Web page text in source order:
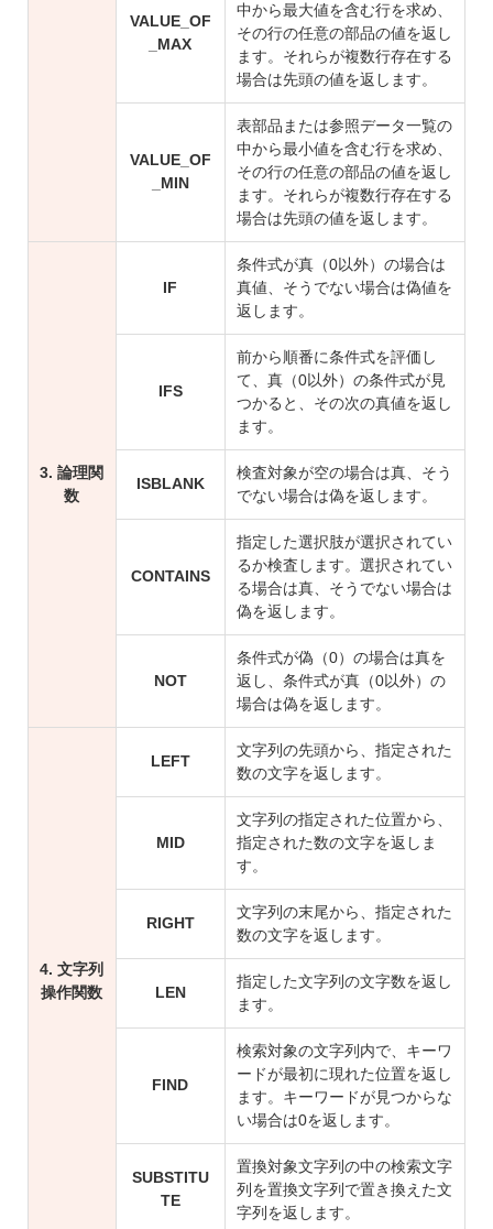
VALUE_OF
_MAX
中から最大値を含む行を求め、
その行の任意の部品の値を返し
ます。それらが複数行存在する
場合は先頭の値を返します。
VALUE_OF
_MIN
表部品または参照データ一覧の
中から最小値を含む行を求め、
その行の任意の部品の値を返し
ます。それらが複数行存在する
場合は先頭の値を返します。
3. 論理関
数
IF
条件式が真（0以外）の場合は
真値、そうでない場合は偽値を
返します。
IFS
前から順番に条件式を評価し
て、真（0以外）の条件式が見
つかると、その次の真値を返し
ます。
ISBLANK
検査対象が空の場合は真、そう
でない場合は偽を返します。
CONTAINS
指定した選択肢が選択されてい
るか検査します。選択されてい
る場合は真、そうでない場合は
偽を返します。
NOT
条件式が偽（0）の場合は真を
返し、条件式が真（0以外）の
場合は偽を返します。
4. 文字列
操作関数
LEFT
文字列の先頭から、指定された
数の文字を返します。
MID
文字列の指定された位置から、
指定された数の文字を返しま
す。
RIGHT
文字列の末尾から、指定された
数の文字を返します。
LEN
指定した文字列の文字数を返し
ます。
FIND
検索対象の文字列内で、キーワ
ードが最初に現れた位置を返し
ます。キーワードが見つからな
い場合は0を返します。
SUBSTITU
TE
置換対象文字列の中の検索文字
列を置換文字列で置き換えた文
字列を返します。